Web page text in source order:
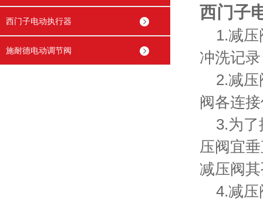
西门子电动执行器
施耐德电动调节阀
西门子
1.减压
冲洗记
2.减压
阀各连
3.为了
压阀宜
减压阀
4.减压